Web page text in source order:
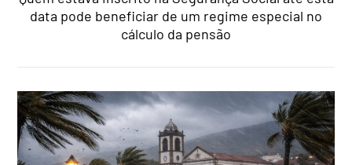
data pode beneficiar de um regime especial no
cálculo da pensão